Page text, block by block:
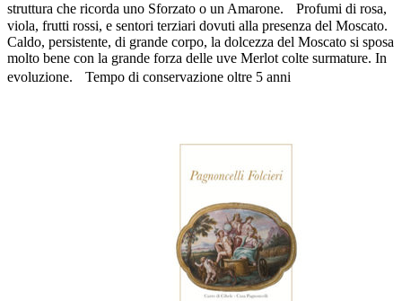
struttura che ricorda uno Sforzato o un Amarone. Profumi di rosa,
viola, frutti rossi, e sentori terziari dovuti alla presenza del Moscato.
Caldo, persistente, di grande corpo, la dolcezza del Moscato si sposa
molto bene con la grande forza delle uve Merlot colte surmature. In
evoluzione. Tempo di conservazione oltre 5 anni